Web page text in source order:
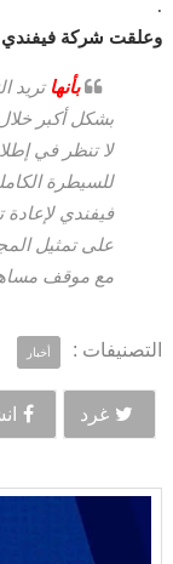
.
وعلقت شركة
بأنها تريد
بشكل أكبر
لا تنظر في
للسيطرة
فيفندي
على تمثيل
مع موقف
التصنيفات : أخبار
غرد